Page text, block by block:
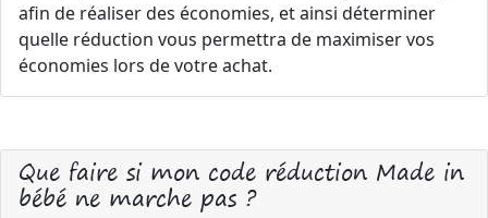
afin de réaliser des économies, et ainsi déterminer
quelle réduction vous permettra de maximiser vos
économies lors de votre achat.
Que faire si mon code réduction Made in
bébé ne marche pas ?